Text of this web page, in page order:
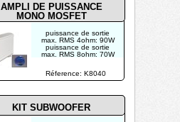
AMPLI DE PUISSANCE
MONO MOSFET
KIT SUBWOOFER
puissance de sortie
max. RMS 4ohm: 90W
puissance de sortie
max. RMS 8ohm: 70W
réf 1W
réponse en fréquence:
pour 50W
Réference: K8040